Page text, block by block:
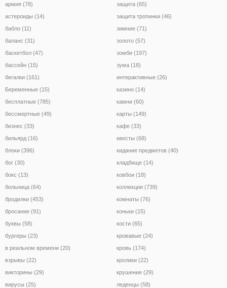
армия (78)
астероиды (14)
бабло (11)
баланс (31)
баскетбол (47)
бассейн (15)
бегалки (161)
Беременные (15)
бесплатные (785)
бессмертные (49)
бизнес (33)
бильярд (16)
блоки (396)
бог (30)
бокс (13)
больница (64)
бродилки (453)
бросание (91)
буквы (58)
бургеры (23)
в реальном времени (20)
взрывы (22)
викторины (29)
вирусы (25)
защита (65)
защита тропинки (46)
зимние (71)
золото (57)
зомби (197)
зума (18)
интерактивные (26)
казино (14)
камни (60)
карты (149)
кафе (33)
квесты (68)
кидание предметов (40)
кладбище (14)
ковбои (18)
коллекции (739)
комнаты (76)
коньки (15)
кости (65)
кровавые (24)
кровь (174)
кролики (22)
крушение (29)
леденцы (58)